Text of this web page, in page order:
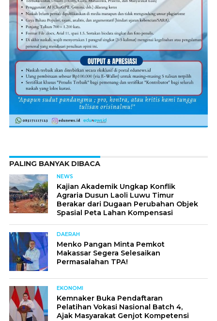
PALING BANYAK DIBACA
NEWS
Kajian Akademik Ungkap Konflik
Agraria Dusun Laoli Luwu Timur
Berakar dari Dugaan Perubahan Objek
Spasial Peta Lahan Kompensasi
DAERAH
Menko Pangan Minta Pemkot
Makassar Segera Selesaikan
Permasalahan TPA!
EKONOMI
Kemnaker Buka Pendaftaran
Pelatihan Vokasi Nasional Batch 4,
Ajak Masyarakat Genjot Kompetensi